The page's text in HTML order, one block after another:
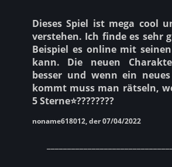
Dieses Spiel ist mega cool
verstehen. Ich finde es sehr
Beispiel es online mit
kann. Die neuen
besser und wenn ein
kommt muss man rätseln,
5 Sterne⭐????????
noname618012, der 07/04/2022